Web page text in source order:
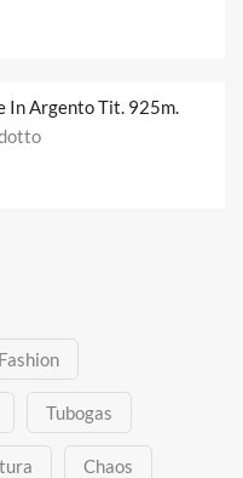
In Argento Tit. 925m.
Fashion
Tubogas
Chaos